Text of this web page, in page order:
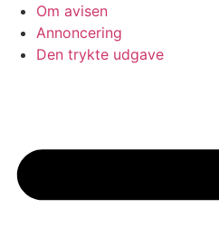
Om avisen
Annoncering
Den trykte udgave